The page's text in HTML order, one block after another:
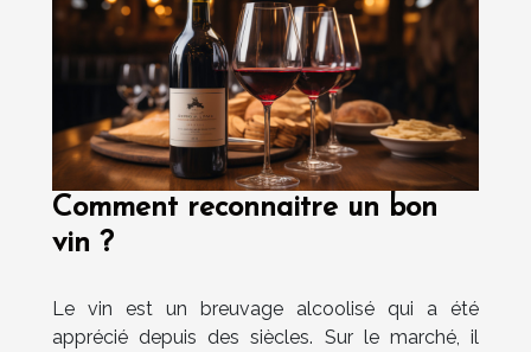
Comment reconnaitre un bon
vin ?
Le vin est un breuvage alcoolisé qui a été
apprécié depuis des siècles. Sur le marché, il